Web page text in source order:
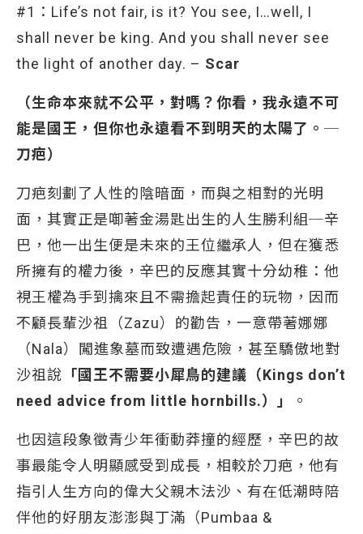
#1：Life’s not fair, is it? You see, I…well, I
shall never be king. And you shall never see
the light of another day. – Scar
（生命本來就不公平，對嗎？你看，我永遠不可
能是國王，但你也永遠看不到明天的太陽了。─
刀疤）
刀疤刻劃了人性的陰暗面，而與之相對的光明
面，其實正是啣著金湯匙出生的人生勝利組─辛
巴，他一出生便是未來的王位繼承人，但在獲悉
所擁有的權力後，辛巴的反應其實十分幼稚：他
視王權為手到擒來且不需擔起責任的玩物，因而
不顧長輩沙祖（Zazu）的勸告，一意帶著娜娜
（Nala）闖進象墓而致遭遇危險，甚至驕傲地對
沙祖說 「國王不需要小犀鳥的建議（Kings don’t
need advice from little hornbills.）」
。
也因這段象徵青少年衝動莽撞的經歷，辛巴的故
事最能令人明顯感受到成長，相較於刀疤，他有
指引人生方向的偉大父親木法沙、有在低潮時陪
伴他的好朋友澎澎與丁滿（Pumbaa &